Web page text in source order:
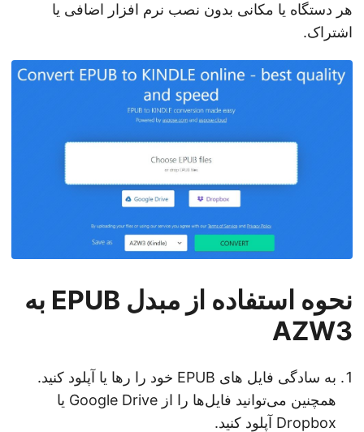
هر دستگاه یا مکانی بدون نصب نرم افزار اضافی یا
اشتراک.
نحوه استفاده از مبدل EPUB به
AZW3
به سادگی فایل های EPUB خود را رها یا آپلود کنید.
همچنین می‌توانید فایل‌ها را از Google Drive یا
Dropbox آپلود کنید.